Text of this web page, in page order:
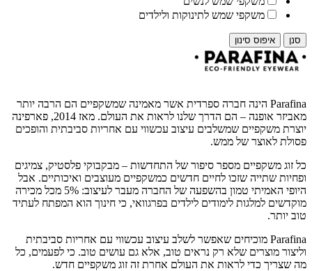
משקפי שמש לתינוקות ולילדים
איפוס סינון
Parafina הינה חברה ספרדית אשר מאמינה שמשקפיים הם הרבה יותר
מאביזר אופנה – הם הדרך שלנו לראות את העולם. מאז 2014, פארפינה
יוצרת משקפיים שמשלבים עיצוב עכשווי עם אחריות סביבתית והופכים
פסולת לאוצר של ממש.
כל זוג משקפיים מספר סיפור של התחדשות – מבקבוקי פלסטיק, צמיגים
ופחיות שתייה שזכו לחיים חדשים כמשקפיים מעוצבים ואיכותיים. אבל
היופי האמיתי טמון בהשפעה של החברה מעבר לעיצוב: 5% מכל מכירה
מוקדשים למלגות לימודים לילדים בפרגוואי, כי חינוך הוא המפתח לעתיד
טוב יותר.
Parafina מוכיחים שאפשר לשלב עיצוב עכשווי עם אחריות סביבתית
וליצור מוצרים שלא רק נראים טוב, אלא גם עושים טוב. כי לפעמים, כל
מה שצריך כדי לראות את העולם אחרת זה זוג משקפיים חדש.